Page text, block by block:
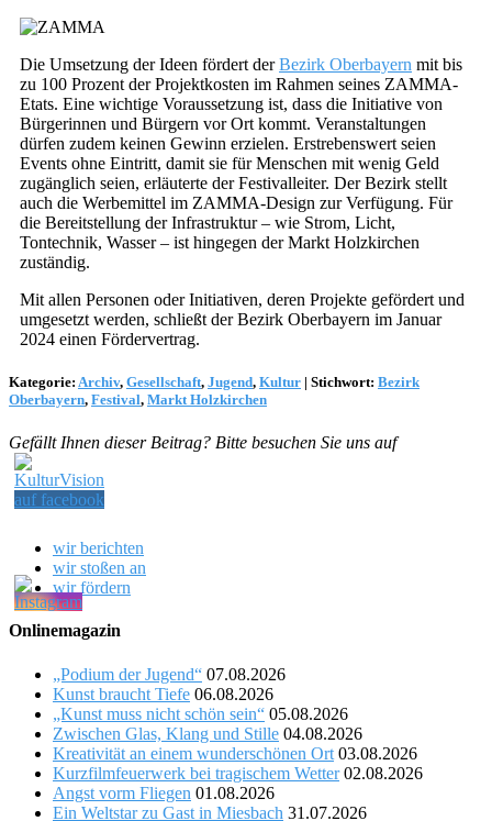
Die Umsetzung der Ideen fördert derBezirk Oberbayern mit bis
zu 100 Prozent der Projektkosten im Rahmen seines ZAMMA-
Etats. Eine wichtige Voraussetzung ist, dass die Initiative von
Bürgerinnen und Bürgern vor Ort kommt. Veranstaltungen
dürfen zudem keinen Gewinn erzielen. Erstrebenswert seien
Events ohne Eintritt, damit sie für Menschen mit wenig Geld
zugänglich seien, erläuterte der Festivalleiter. Der Bezirk stellt
auch die Werbemittel im ZAMMA-Design zur Verfügung. Für
die Bereitstellung der Infrastruktur – wie Strom, Licht,
Tontechnik, Wasser – ist hingegen der Markt Holzkirchen
zuständig.
Mit allen Personen oder Initiativen, deren Projekte gefördert und
umgesetzt werden, schließt der Bezirk Oberbayern im Januar
2024 einen Fördervertrag.
Kategorie: Archiv, Gesellschaft, Jugend, Kultur | Stichwort: Bezirk
Oberbayern, Festival, Markt Holzkirchen
Gefällt Ihnen dieser Beitrag? Bitte besuchen Sie uns auf
wir berichten
wir stoßen an
wir fördern
Onlinemagazin
„Podium der Jugend“ 07.08.2026
Kunst braucht Tiefe 06.08.2026
„Kunst muss nicht schön sein“ 05.08.2026
Zwischen Glas, Klang und Stille 04.08.2026
Kreativität an einem wunderschönen Ort 03.08.2026
Kurzfilmfeuerwerk bei tragischem Wetter 02.08.2026
Angst vorm Fliegen 01.08.2026
Ein Weltstar zu Gast in Miesbach 31.07.2026